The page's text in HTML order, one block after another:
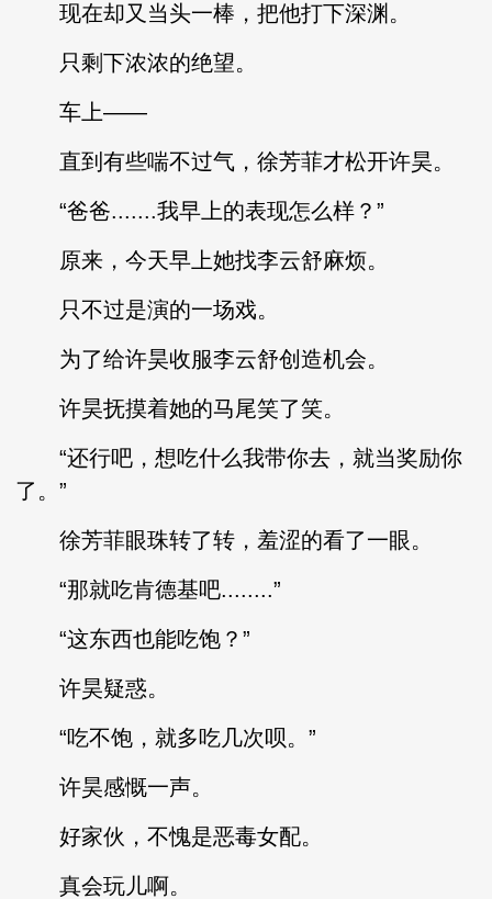
现在却又当头一棒，把他打下深渊。
只剩下浓浓的绝望。
车上——
直到有些喘不过气，徐芳菲才松开许昊。
“爸爸.......我早上的表现怎么样？”
原来，今天早上她找李云舒麻烦。
只不过是演的一场戏。
为了给许昊收服李云舒创造机会。
许昊抚摸着她的马尾笑了笑。
“还行吧，想吃什么我带你去，就当奖励你
了。”
徐芳菲眼珠转了转，羞涩的看了一眼。
“那就吃肯德基吧........”
“这东西也能吃饱？”
许昊疑惑。
“吃不饱，就多吃几次呗。”
许昊感慨一声。
好家伙，不愧是恶毒女配。
真会玩儿啊。